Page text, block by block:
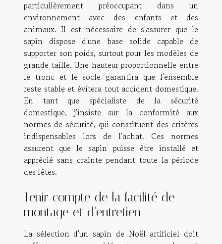
particulièrement préoccupant dans un
environnement avec des enfants et des
animaux. Il est nécessaire de s'assurer que le
sapin dispose d'une base solide capable de
supporter son poids, surtout pour les modèles de
grande taille. Une hauteur proportionnelle entre
le tronc et le socle garantira que l'ensemble
reste stable et évitera tout accident domestique.
En tant que spécialiste de la sécurité
domestique, j'insiste sur la conformité aux
normes de sécurité, qui constituent des critères
indispensables lors de l'achat. Ces normes
assurent que le sapin puisse être installé et
apprécié sans crainte pendant toute la période
des fêtes.
Tenir compte de la facilité de
montage et d'entretien
La sélection d'un sapin de Noël artificiel doit